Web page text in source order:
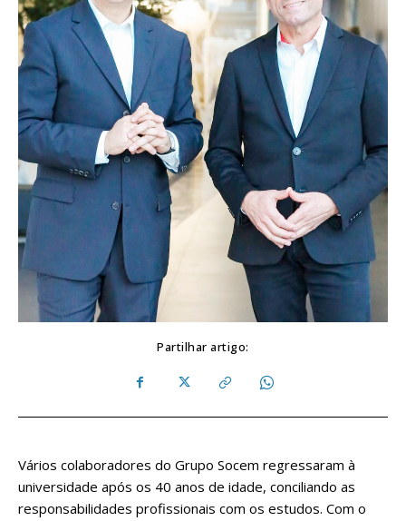
Partilhar artigo:
Vários colaboradores do Grupo Socem regressaram à
universidade após os 40 anos de idade, conciliando as
responsabilidades profissionais com os estudos. Com o